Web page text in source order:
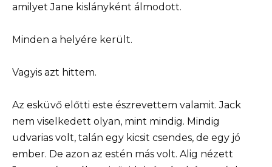
amilyet Jane kislányként álmodott.
Minden a helyére került.
Vagyis azt hittem.
Az esküvő előtti este észrevettem valamit. Jack
nem viselkedett olyan, mint mindig. Mindig
udvarias volt, talán egy kicsit csendes, de egy jó
ember. De azon az estén más volt. Alig nézett